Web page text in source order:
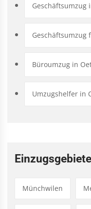
Geschäftsumzug
Geschäftsumzug
Büroumzug in
Umzugshelfer in
Einzugsgebiete
Münchwilen